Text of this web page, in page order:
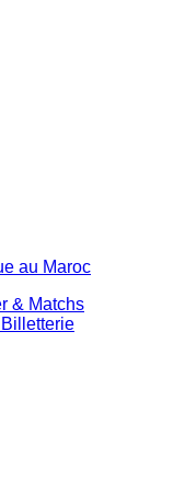
au Maroc
& Matchs